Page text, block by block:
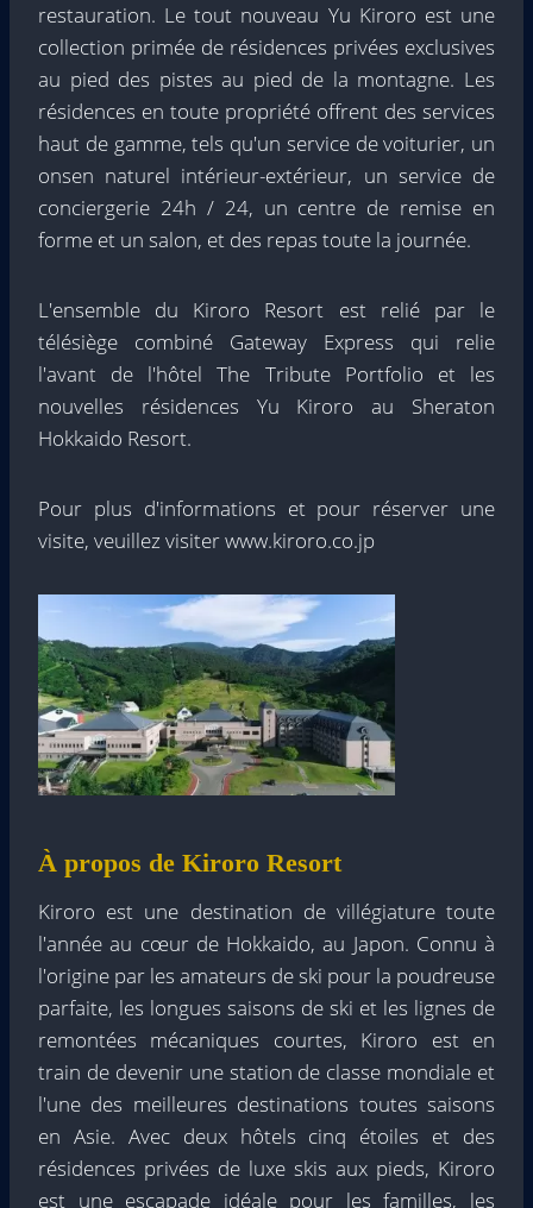
restauration. Le tout nouveau Yu Kiroro est une
collection primée de résidences privées exclusives
au pied des pistes au pied de la montagne. Les
résidences en toute propriété offrent des services
haut de gamme, tels qu'un service de voiturier, un
onsen naturel intérieur-extérieur, un service de
conciergerie 24h / 24, un centre de remise en
forme et un salon, et des repas toute la journée.
L'ensemble du Kiroro Resort est relié par le
télésiège combiné Gateway Express qui relie
l'avant de l'hôtel The Tribute Portfolio et les
nouvelles résidences Yu Kiroro au Sheraton
Hokkaido Resort.
Pour plus d'informations et pour réserver une
visite, veuillez visiter www.kiroro.co.jp
À propos de Kiroro Resort
Kiroro est une destination de villégiature toute
l'année au cœur de Hokkaido, au Japon. Connu à
l'origine par les amateurs de ski pour la poudreuse
parfaite, les longues saisons de ski et les lignes de
remontées mécaniques courtes, Kiroro est en
train de devenir une station de classe mondiale et
l'une des meilleures destinations toutes saisons
en Asie. Avec deux hôtels cinq étoiles et des
résidences privées de luxe skis aux pieds, Kiroro
est une escapade idéale pour les familles, les